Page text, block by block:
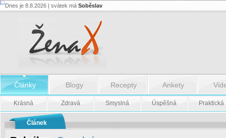
Zpestřete
Zpestřete
si
léto
flirtem.
na
to?
Dnes je 8.8.2026 | svátek má Soběslav
Články Blogy Recepty Ankety
Krásná Zdravá Smyslná Úspěšná Praktická
Článek